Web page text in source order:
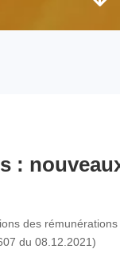
:
des
du 08.12.2021)